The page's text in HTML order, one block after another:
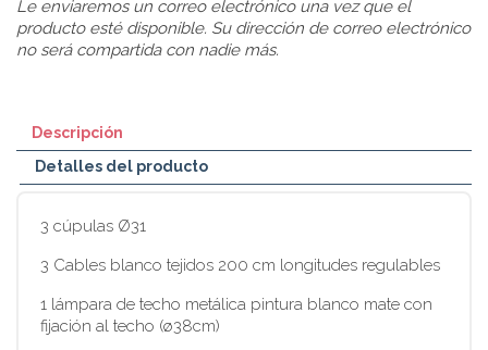
Le enviaremos un correo electrónico una vez que el
producto esté disponible. Su dirección de correo electrónico
no será compartida con nadie más.
Descripción
Detalles del producto
3 cúpulas Ø31
3 Cables blanco tejidos 200 cm longitudes regulables
1 lámpara de techo metálica pintura blanco mate con
fijación al techo (ø38cm)